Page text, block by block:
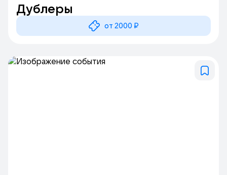
Дублеры
от 2000 ₽